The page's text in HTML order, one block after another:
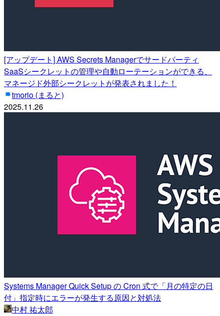
[アップデート] AWS Secrets Managerでサードパーティ
SaaSシークレットの管理や自動ローテーションができる、
マネージド外部シークレットが発表されました！
tmorio (まると)
2025.11.26
Systems Manager Quick Setup の Cron 式で「月の特定の日
付」指定時にエラーが発生する原因と対処法
中村 祐太郎